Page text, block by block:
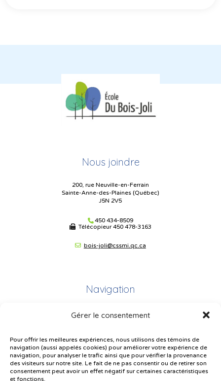
Gérer le consentement
Pour offrir les meilleures expériences, nous utilisons des témoins de
navigation (aussi appelés cookies) pour améliorer votre expérience de
navigation, pour analyser le trafic ainsi que pour vérifier la provenance
des visiteurs sur notre site. Le fait de ne pas consentir ou de retirer son
consentement peut avoir un effet négatif sur certaines caractéristiques
et fonctions.
Nous joindre
200, rue Neuville-en-Ferrain
Sainte-Anne-des-Plaines (Québec)
J5N 2V5
450 434-8509
Télécopieur450 478-3163
bois-joli@cssmi.qc.ca
Navigation
Plan du site
Plainte – service à l’élève
Politique de confidentialité